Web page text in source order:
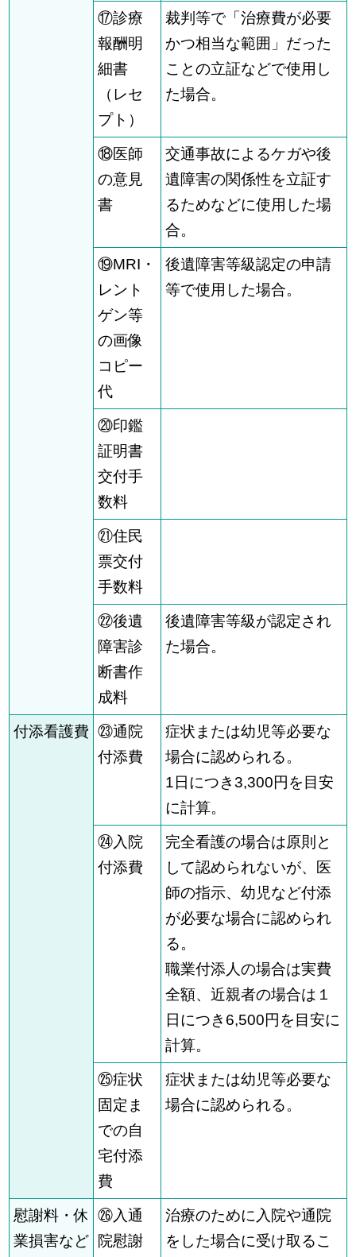
⑰診療
報酬明
細書
（レセ
プト）
裁判等で「治療費が必要
かつ相当な範囲」だった
ことの立証などで使用し
た場合。
⑱医師
の意見
書
交通事故によるケガや後
遺障害の関係性を立証す
るためなどに使用した場
合。
⑲MRI・
レント
ゲン等
の画像
コピー
代
後遺障害等級認定の申請
等で使用した場合。
⑳印鑑
証明書
交付手
数料
㉑住民
票交付
手数料
㉒後遺
障害診
断書作
成料
後遺障害等級が認定され
た場合。
付添看護費 ㉓通院
付添費
症状または幼児等必要な
場合に認められる。
1日につき3,300円を目安
に計算。
㉔入院
付添費
完全看護の場合は原則と
して認められないが、医
師の指示、幼児など付添
が必要な場合に認められ
る。
職業付添人の場合は実費
全額、近親者の場合は１
日につき6,500円を目安に
計算。
㉕症状
固定ま
での自
宅付添
費
症状または幼児等必要な
場合に認められる。
慰謝料・休
業損害など
㉖入通
院慰謝
治療のために入院や通院
をした場合に受け取るこ